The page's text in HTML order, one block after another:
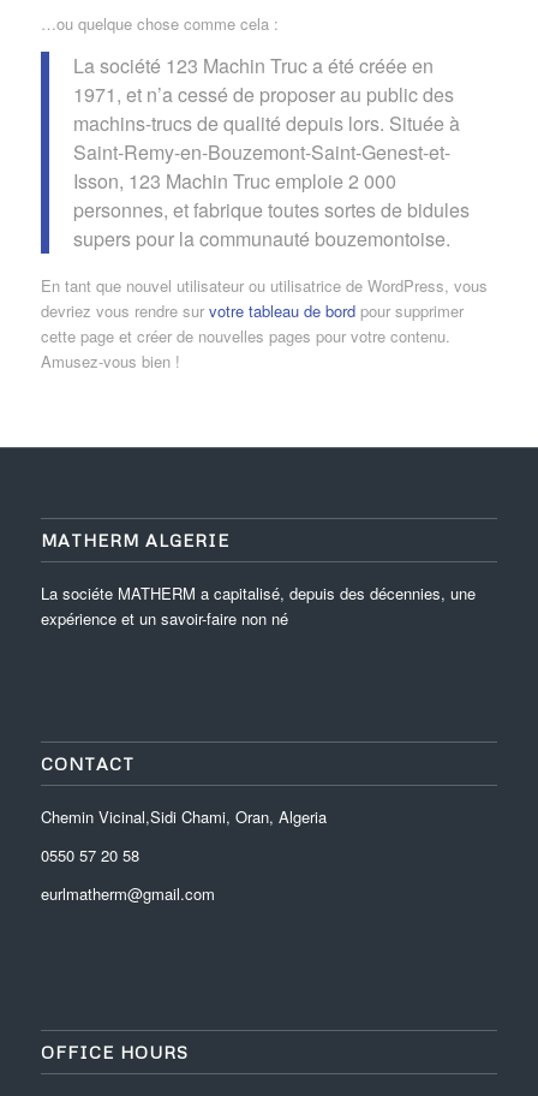
…ou quelque chose comme cela :
La société 123 Machin Truc a été créée en
1971, et n’a cessé de proposer au public des
machins-trucs de qualité depuis lors. Située à
Saint-Remy-en-Bouzemont-Saint-Genest-et-
Isson, 123 Machin Truc emploie 2 000
personnes, et fabrique toutes sortes de bidules
supers pour la communauté bouzemontoise.
En tant que nouvel utilisateur ou utilisatrice de WordPress, vous
devriez vous rendre sur votre tableau de bordpour supprimer
cette page et créer de nouvelles pages pour votre contenu.
Amusez-vous bien !
MATHERM ALGERIE
La sociéte MATHERM a capitalisé, depuis des décennies, une
expérience et un savoir-faire non né
CONTACT
Chemin Vicinal,Sidi Chami, Oran, Algeria
0550 57 20 58
eurlmatherm@gmail.com
OFFICE HOURS